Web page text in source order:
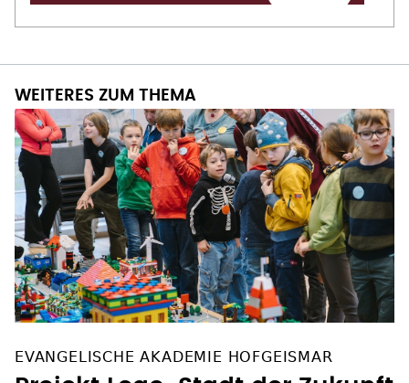
Projekt Lego-Stadt der Zukunft